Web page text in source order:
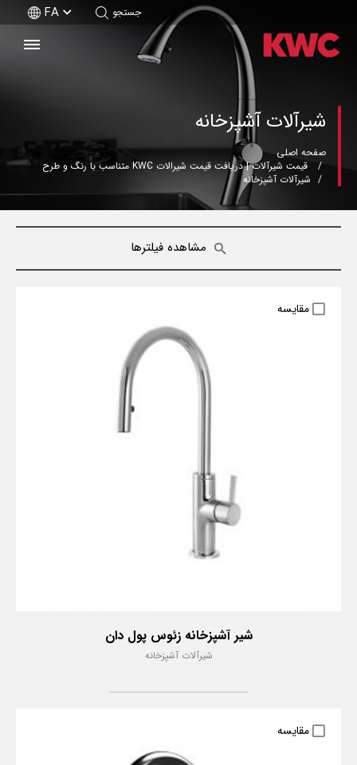
جستجو FA
شیرآلات آشپزخانه
صفحه اصلی
قیمت شیرآلات | دریافت قیمت شیرالات KWC متناسب با رنگ و طرح
شیرآلات آشپزخانه
مشاهده فیلترها
مقایسه
شیر آشپزخانه زئوس پول دان
شیرآلات آشپزخانه
مقایسه